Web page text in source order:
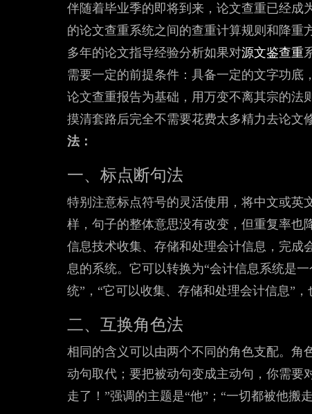
伴随着毕业季的即将到来，论文查重已经成
的论文查重系统之间的查重计算规则和降
多年的论文指导经验分析如果对源文鉴查重
需要一定的前提条件：具备一定的文字功底
论文查重报告为基础，用万变不离其宗的法
摸清套路后完全不需要花费太多精力去论文
法：
一、标点断句法
特别注意标点符号的灵活使用，将中文或英
样，句子的整体意思没有改变，但重复率也
信息技术收集、存储和处理会计信息，完成
息的系统。它可以转换为“会计信息系统是
统”，“它可以收集、存储和处理会计信息”，
二、互换角色法
相同的含义可以由两个不同的角色支配。角
动句取代；要把被动句变成主动句，你需要
走了！”强调的主题是“他”；“一切都被他搬